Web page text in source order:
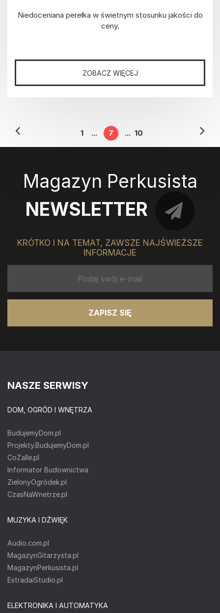
Niedoceniana perełka w świetnym stosunku jakości do
ceny.
ZOBACZ WIĘCEJ
1 ... 7 ... 10
Magazyn Perkusista
NEWSLETTER
KRÓTKO I NA TEMAT, ZAWSZE NAJŚWIEŻSZE
INFORMACJE
ZAPISZ SIĘ
NASZE SERWISY
DOM, OGRÓD I WNĘTRZA
BudujemyDom.pl
Projekty.BudujemyDom.pl
CoZaIle.pl
Informator Budownictwa
ZielonyOgródek.pl
CzasNaWnetrze.pl
MUZYKA I DŹWIĘK
Audio.com.pl
MagazynGitarzysta.pl
MagazynPerkusista.pl
EstradaiStudio.pl
ELEKTRONIKA I AUTOMATYKA